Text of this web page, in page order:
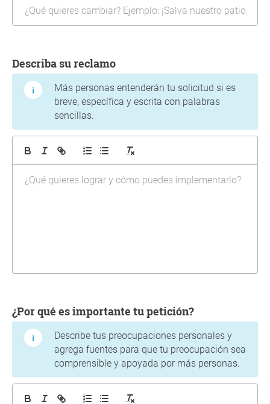
Describa su reclamo
Más personas entenderán tu solicitud si es
breve, específica y escrita con palabras
sencillas.
¿Por qué es importante tu petición?
Describe tus preocupaciones personales y
agrega fuentes para que tu preocupación sea
comprensible y apoyada por más personas.